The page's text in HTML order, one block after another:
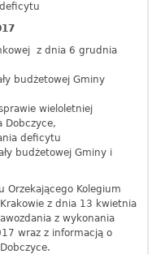
z dnia 6 grudnia
budżetowej Gminy
wieloletniej
Dobczyce,
deficytu
budżetowej Gminy i
Orzekającego Kolegium
z dnia 13 kwietnia
z wykonania
wraz z informacją o